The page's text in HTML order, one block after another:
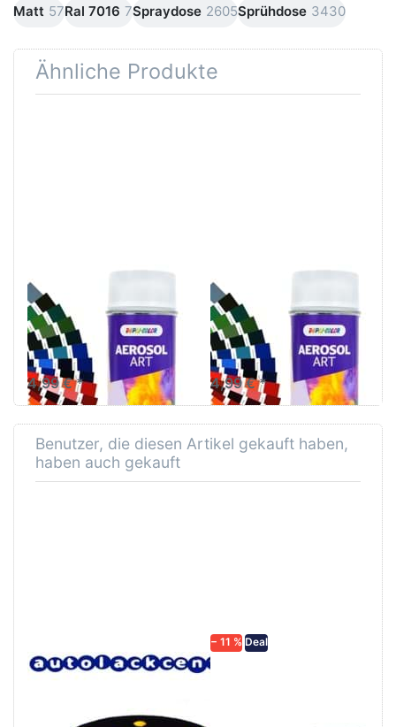
Matt 57Ral 7016 7Spraydose 2605Sprühdose 3430
Ähnliche Produkte
Dupli Color Aerosol
Art Lackspray Klarlack
matt
Sprühlackieren nach den
Standards der RAL-Skala für
perfekte Lackierungen
4,99 € *
Dupli Color Aerosol
Art Grundierung Grau
Lackspray 400ml
4,99 € *
Benutzer, die diesen Artikel gekauft haben,
haben auch gekauft
Schleifteller 150mm
− 11 % Deal